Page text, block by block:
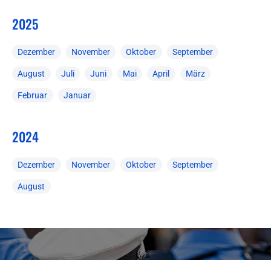
2025
Dezember November Oktober September
August Juli Juni Mai April März
Februar Januar
2024
Dezember November Oktober September
August